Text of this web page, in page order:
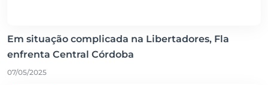
Em situação complicada na Libertadores, Fla
enfrenta Central Córdoba
07/05/2025